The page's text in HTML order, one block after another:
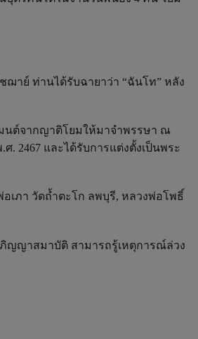
ฌาย์ ท่านได้รับฉายาว่า “ฉันโท” หลัง
นต์จากญาติโยมให้มาจำพรรษา ณ
. 2467 และได้รับการแต่งตั้งเป็นพระ
เภา วัดถ้ำตะโก ลพบุรี, หลวงพ่อโพธิ์
ญญาสมาบัติ สามารถรู้เหตุการณ์ล่วง